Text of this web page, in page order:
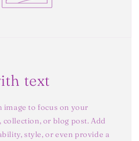
text
image to focus on your
collection, or blog post. Add
style, or even provide a